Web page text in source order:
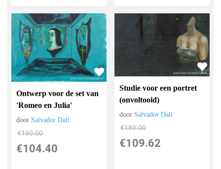
Ontwerp voor de set van
'Romeo en Julia'
door Salvador Dali
€180.00
€104.40
Studie voor een portret
(onvoltooid)
door Salvador Dali
€189.00
€109.62